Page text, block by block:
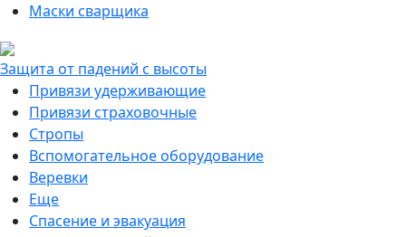
Маски сварщика
Защита от падений с высоты
Привязи удерживающие
Привязи страховочные
Стропы
Вспомогательное оборудование
Веревки
Еще
Спасение и эвакуация